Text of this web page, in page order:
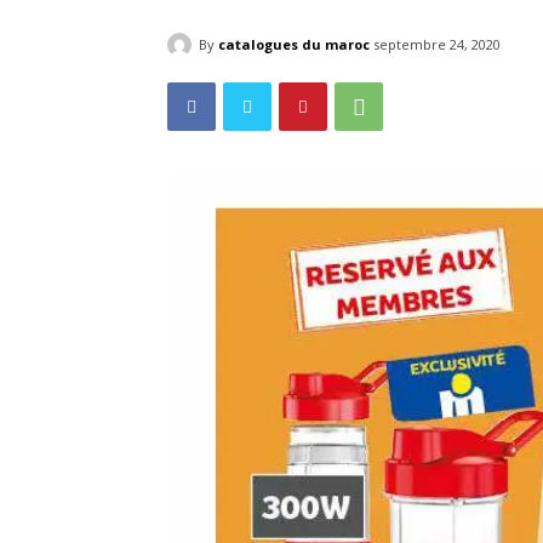
By catalogues du maroc septembre 24, 2020